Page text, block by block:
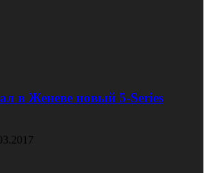
в Женеве новый 5-Series